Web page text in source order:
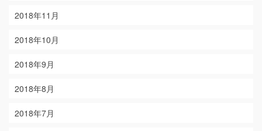
2018年11月
2018年10月
2018年9月
2018年8月
2018年7月